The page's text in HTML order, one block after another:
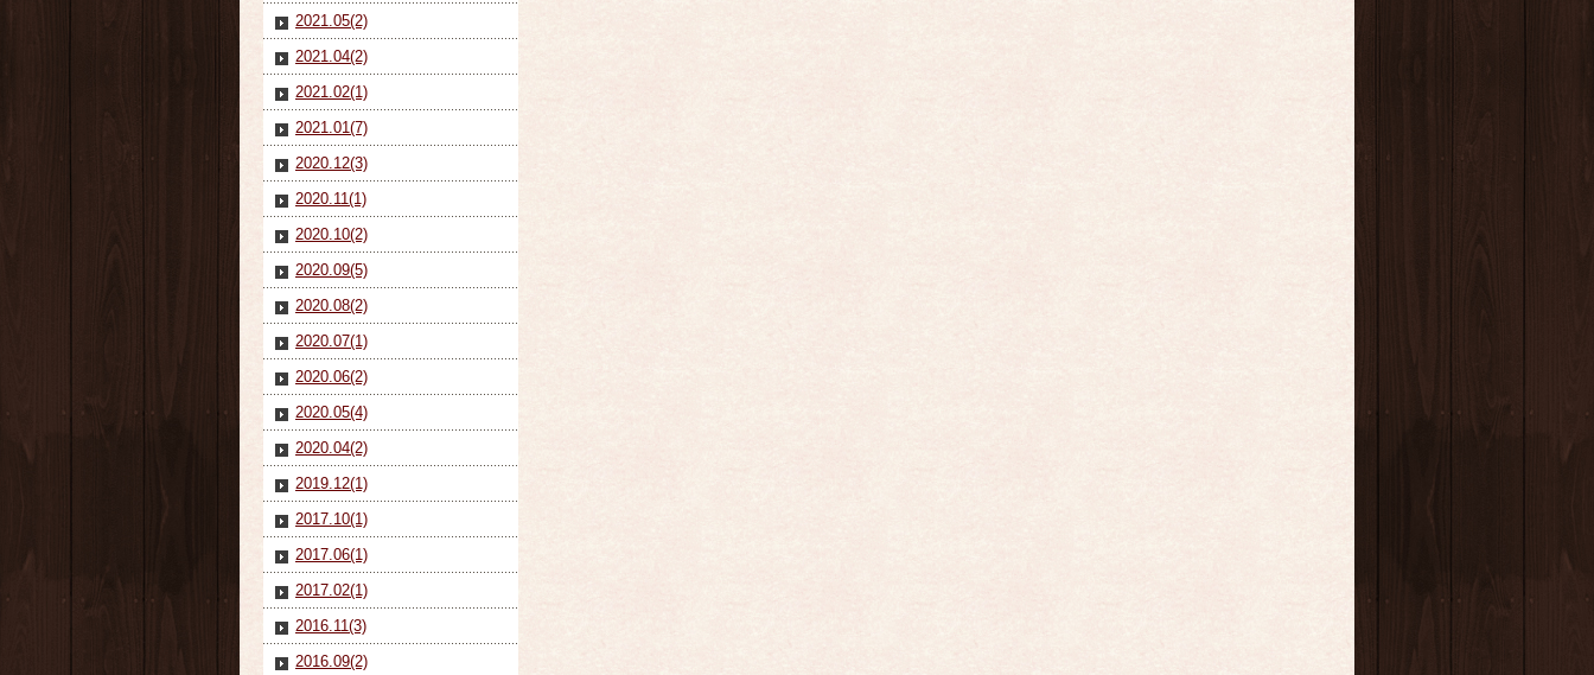
2021.05(2)
2021.04(2)
2021.02(1)
2021.01(7)
2020.12(3)
2020.11(1)
2020.10(2)
2020.09(5)
2020.08(2)
2020.07(1)
2020.06(2)
2020.05(4)
2020.04(2)
2019.12(1)
2017.10(1)
2017.06(1)
2017.02(1)
2016.11(3)
2016.09(2)